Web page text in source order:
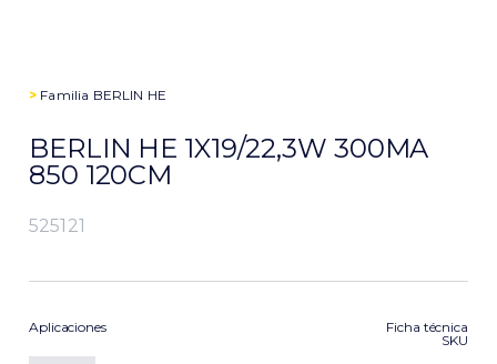
> Familia BERLIN HE
BERLIN HE 1X19/22,3W 300MA
850 120CM
525121
Aplicaciones
Ficha técnica
SKU